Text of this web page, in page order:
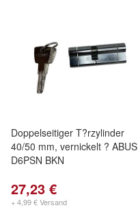
Doppelseitiger T?rzylinder
40/50 mm, vernickelt ? ABUS
D6PSN BKN
27,23 €
+ 4,99 € Versand